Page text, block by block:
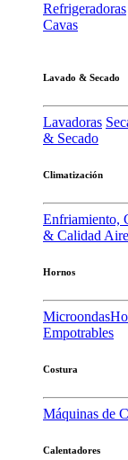
Refrigeradoras
Cavas
Lavado & Secado
Lavadoras
& Secado
Climatización
Enfriamiento,
& Calidad Aire
Hornos
Microondas
Empotrables
Costura
Máquinas de
Calentadores